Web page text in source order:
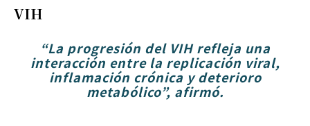
VIH
“La progresión del VIH refleja una
interacción entre la replicación viral,
inflamación crónica y deterioro
metabólico”, afirmó.